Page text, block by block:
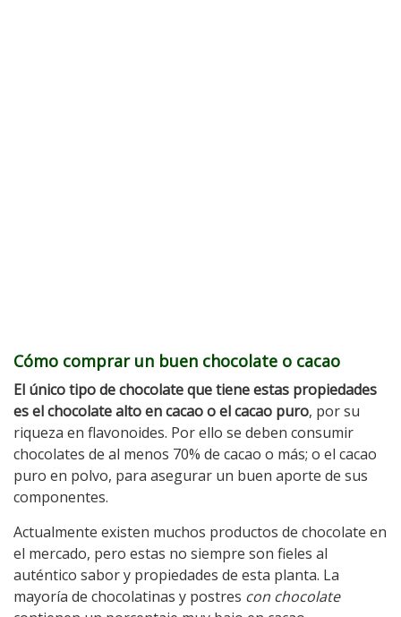
Cómo comprar un buen chocolate o cacao
El único tipo de chocolate que tiene estas propiedades
es el chocolate alto en cacao o el cacao puro, por su
riqueza en flavonoides. Por ello se deben consumir
chocolates de al menos 70% de cacao o más; o el cacao
puro en polvo, para asegurar un buen aporte de sus
componentes.
Actualmente existen muchos productos de chocolate en
el mercado, pero estas no siempre son fieles al
auténtico sabor y propiedades de esta planta. La
mayoría de chocolatinas y postres con chocolate